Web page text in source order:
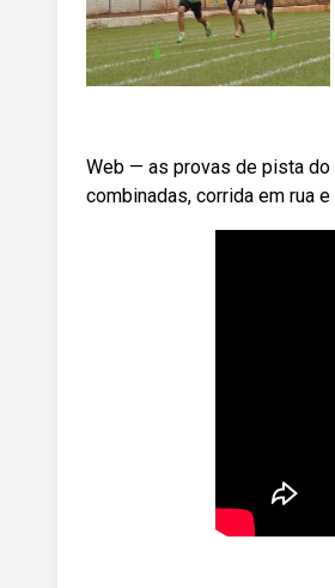
Web — as provas de pista
combinadas, corrida em rua e